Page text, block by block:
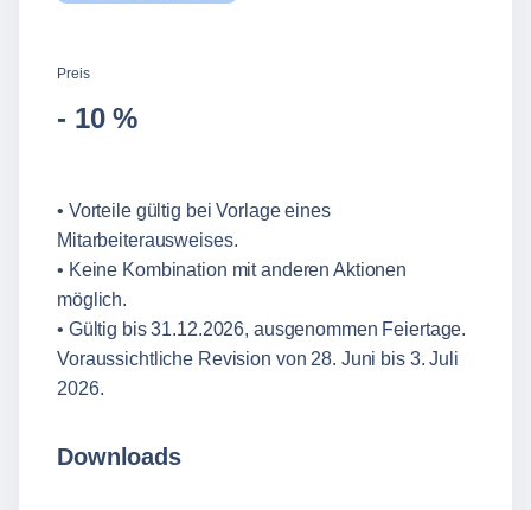
Preis
- 10 %
• Vorteile gültig bei Vorlage eines
Mitarbeiterausweises.
• Keine Kombination mit anderen Aktionen
möglich.
• Gültig bis 31.12.2026, ausgenommen Feiertage.
Voraussichtliche Revision von 28. Juni bis 3. Juli
2026.
Downloads